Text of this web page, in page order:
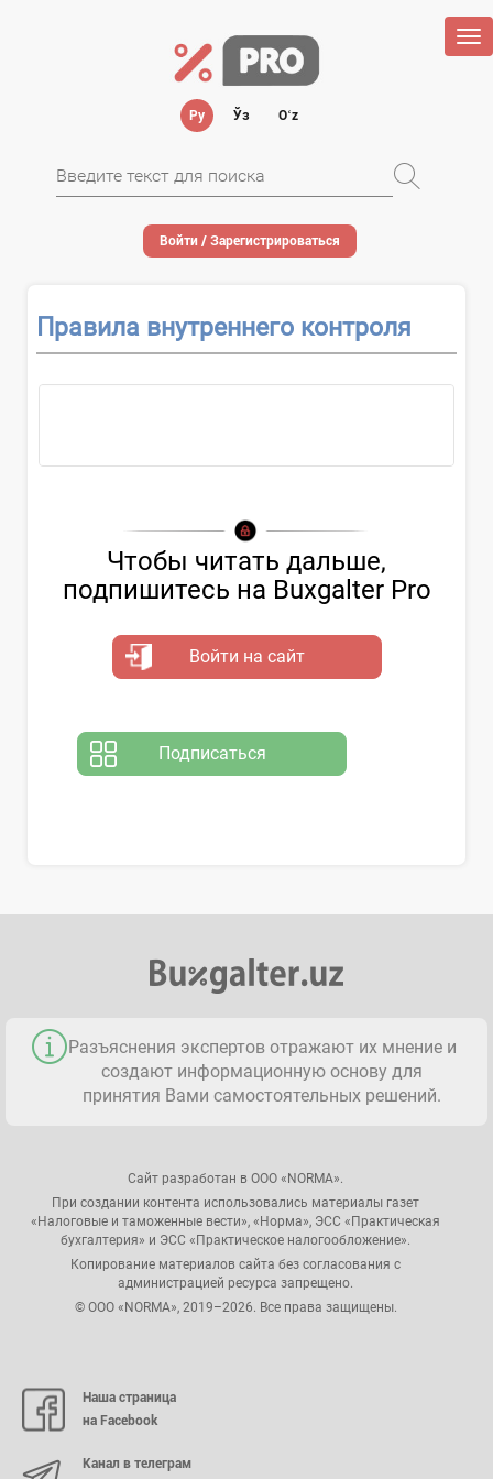
Ру Ўз Oʻz
Войти / Зарегистрироваться
Правила внутреннего контроля
Чтобы читать дальше,
подпишитесь на Buxgalter Pro
Войти на сайт
Подписаться
Разъяснения экспертов отражают их мнение и
создают информационную основу для
принятия Вами самостоятельных решений.
Сайт разработан в ООО «NORMA».
При создании контента использовались материалы газет
«Налоговые и таможенные вести», «Норма», ЭСС «Практическая
бухгалтерия» и ЭСС «Практическое налогообложение».
Копирование материалов сайта без согласования с
администрацией ресурса запрещено.
© ООО «NORMA», 2019–2026. Все права защищены.
Наша страница
на Facebook
Канал в телеграм